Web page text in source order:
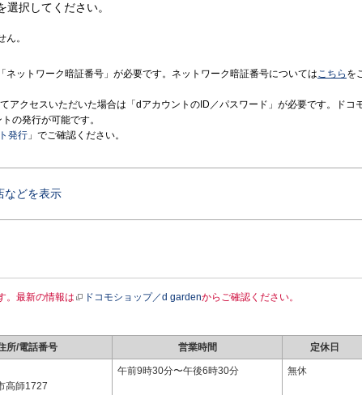
択してください。
。
ネットワーク暗証番号」が必要です。ネットワーク暗証番号についてはこちら を
アクセスいただいた場合は「dアカウントのID／パスワード」が必要です。ドコ
の発行が可能です。
発行 」でご確認ください。
などを表示
。最新の情報は ドコモショップ／d gardenからご確認ください。
所/電話番号 営業時間 定休日
高師1727
午前9時30分〜午後6時30分 無休